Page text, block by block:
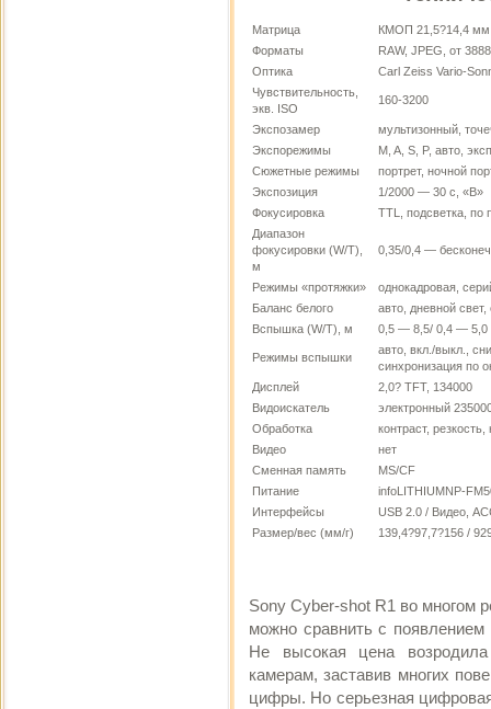
Матрица
КМОП 21,5?14,4 мм
Форматы
RAW, JPEG, от
Оптика
Carl Zeiss Vario-
Чувствительность,
экв. ISO
160-3200
Экспозамер
мультизонный,
Экспорежимы
M, A, S, P, авто,
Сюжетные режимы
портрет, ночной
Экспозиция
1/2000 — 30 с, «В»
Фокусировка
TTL, подсветка, по
Диапазон
фокусировки (W/T),
м
0,35/0,4 —
Режимы «протяжки»
однокадровая,
Баланс белого
авто, дневной
Вспышка (W/T), м
0,5 — 8,5/ 0,4 — 5,0
Режимы вспышки
авто, вкл./выкл.,
синхронизация по
Дисплей
2,0? TFT, 134000
Видоискатель
электронный
Обработка
контраст,
Видео
нет
Сменная память
MS/CF
Питание
infoLITHIUMNP-
Интерфейсы
USB 2.0 / Видео,
Размер/вес (мм/г)
139,4?97,7?156 /
Sony Cyber-shot R1 во многом
можно сравнить с
Не высокая цена
камерам, заставив многих
цифры. Но серьезная